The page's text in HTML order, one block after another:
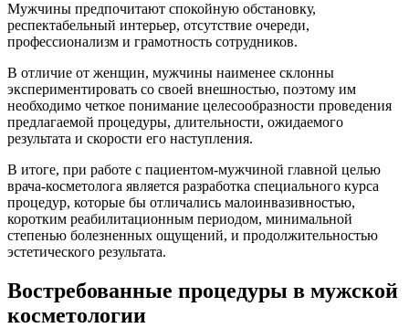
Мужчины предпочитают спокойную обстановку,
респектабельный интерьер, отсутствие очереди,
профессионализм и грамотность сотрудников.
В отличие от женщин, мужчины наименее склонны
экспериментировать со своей внешностью, поэтому им
необходимо четкое понимание целесообразности проведения
предлагаемой процедуры, длительности, ожидаемого
результата и скорости его наступления.
В итоге, при работе с пациентом-мужчиной главной целью
врача-косметолога является разработка специального курса
процедур, которые бы отличались малоинвазивностью,
коротким реабилитационным периодом, минимальной
степенью болезненных ощущений, и продолжительностью
эстетического результата.
Востребованные процедуры в мужской
косметологии